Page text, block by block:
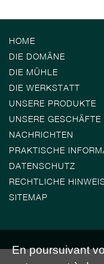
HOME
DIE DOMÄNE
DIE MÜHLE
DIE WERKSTATT
UNSERE PRODUKTE
UNSERE GESCHÄFTE
NACHRICHTEN
PRAKTISCHE
DATENSCHUTZ
RECHTLICHE
SITEMAP
En poursuivant